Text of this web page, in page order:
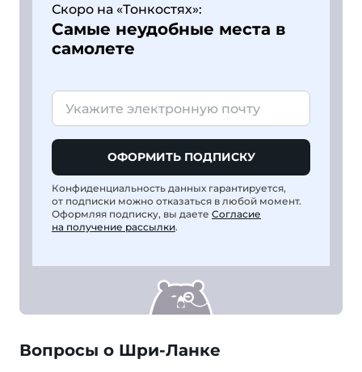
Скоро на «Тонкостях»:
Самые неудобные места в
самолете
ОФОРМИТЬ ПОДПИСКУ
Конфиденциальность данных гарантируется,
от подписки можно отказаться в любой момент.
Оформляя подписку, вы даете Согласие
на получение рассылки.
Вопросы о Шри-Ланке